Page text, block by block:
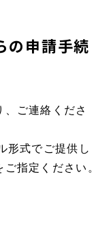
の申請手続
ご連絡くださ
形式でご提供し
指定ください。